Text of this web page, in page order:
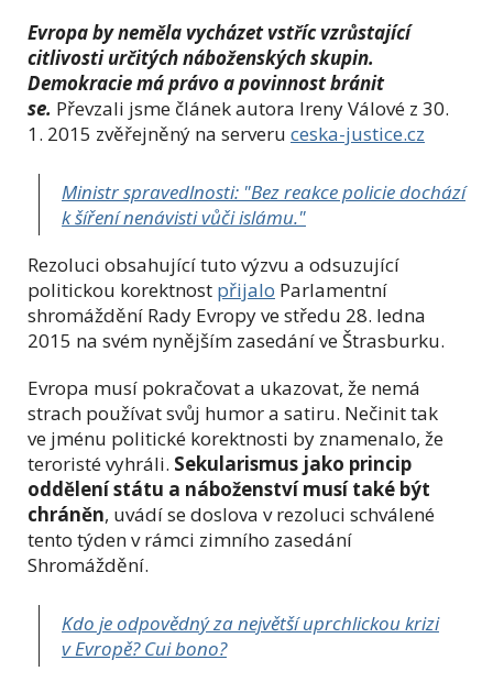
Evropa by neměla vycházet vstříc vzrůstající
citlivosti určitých náboženských skupin.
Demokracie má právo a povinnost bránit
se. Převzali jsme článek autora Ireny Válové z 30.
1. 2015 zvěřejněný na serveru ceska-justice.cz
Ministr spravedlnosti: "Bez reakce policie dochází
k šíření nenávisti vůči islámu."
Rezoluci obsahující tuto výzvu a odsuzující
politickou korektnost přijalo Parlamentní
shromáždění Rady Evropy ve středu 28. ledna
2015 na svém nynějším zasedání ve Štrasburku.
Evropa musí pokračovat a ukazovat, že nemá
strach používat svůj humor a satiru. Nečinit tak
ve jménu politické korektnosti by znamenalo, že
teroristé vyhráli. Sekularismus jako princip
oddělení státu a náboženství musí také být
chráněn, uvádí se doslova v rezoluci schválené
tento týden v rámci zimního zasedání
Shromáždění.
Kdo je odpovědný za největší uprchlickou krizi
v Evropě? Cui bono?